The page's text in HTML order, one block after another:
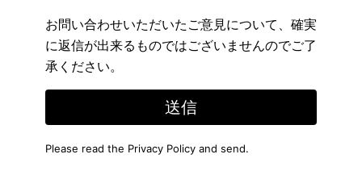
お問い合わせいただいたご意見について、確実
に返信が出来るものではございませんのでご了
承ください。
送信
Please read the Privacy Policy and send.